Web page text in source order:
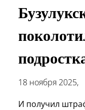
18 ноября 2025,
И получил